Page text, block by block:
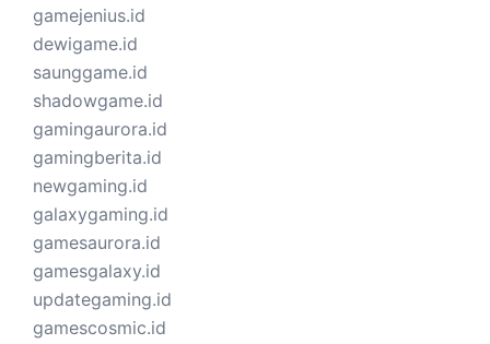
gamejenius.id
dewigame.id
saunggame.id
shadowgame.id
gamingaurora.id
gamingberita.id
newgaming.id
galaxygaming.id
gamesaurora.id
gamesgalaxy.id
updategaming.id
gamescosmic.id